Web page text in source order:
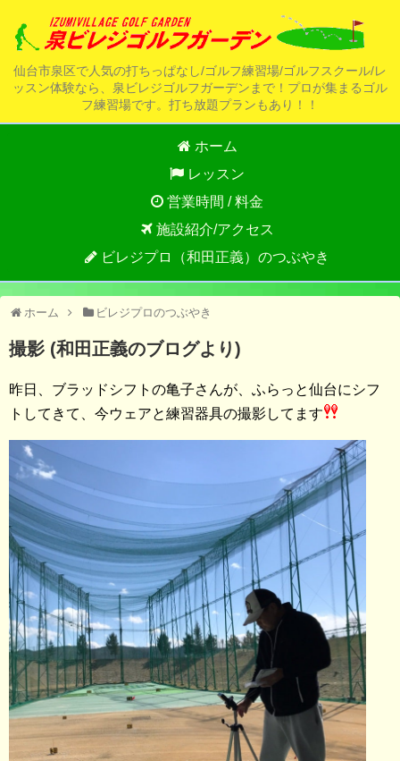
仙台市泉区で人気の打ちっぱなし/ゴルフ練習場/ゴルフスクール/レ
ッスン体験なら、泉ビレジゴルフガーデンまで！プロが集まるゴル
フ練習場です。打ち放題プランもあり！！
ホーム
レッスン
営業時間 / 料金
施設紹介/アクセス
ビレジプロ（和田正義）のつぶやき
ホーム ビレジプロのつぶやき
撮影 (和田正義のブログより)
昨日、ブラッドシフトの亀子さんが、ふらっと仙台にシフ
トしてきて、今ウェアと練習器具の撮影してます